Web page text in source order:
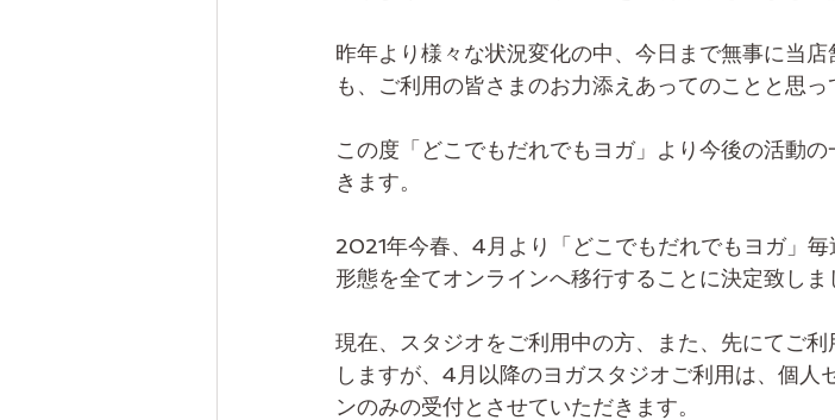
昨年より様々な状況変化の中、今日まで無事に当
も、ご利用の皆さまのお力添えあってのことと思っ
この度「どこでもだれでもヨガ」より今後の活動
きます。
2021年今春、4月より「どこでもだれでもヨガ」
形態を全てオンラインへ移行することに決定致しま
現在、スタジオをご利用中の方、また、先にてご
しますが、4月以降のヨガスタジオご利用は、個人
ンのみの受付とさせていただきます。